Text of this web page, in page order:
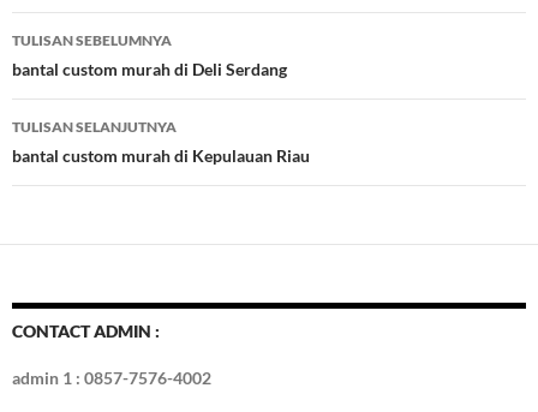
b
o
o
k
er es
t
bl
r
e
dI
n
d e
Navigasi
Tulisan
TULISAN SEBELUMNYA
bantal custom murah di Deli Serdang
TULISAN SELANJUTNYA
bantal custom murah di Kepulauan Riau
CONTACT ADMIN :
admin 1 : 0857-7576-4002